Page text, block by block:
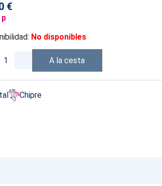
€
p
No disponibles
A la cesta
Chipre